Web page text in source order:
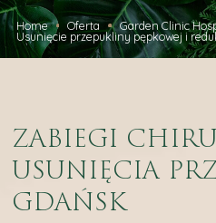
Home Oferta Garden Clinic
Usunięcie przepukliny pępkowej i
ZABIEGI
USUNIĘCIA
GDAŃSK